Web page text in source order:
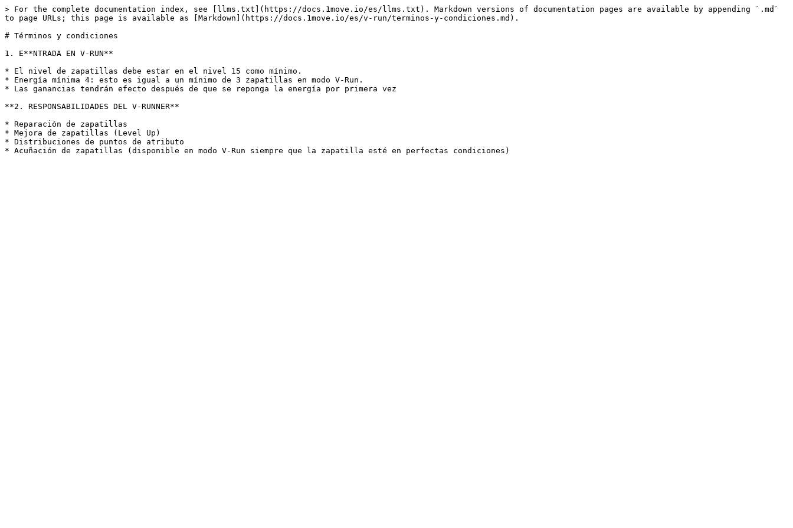
> For the complete documentation index, see [llms.txt](https://docs.1move.io/es/llms.txt). Markdown versions of documentation pages are available by appending `.md`
to page URLs; this page is available as [Markdown](https://docs.1move.io/es/v-run/terminos-y-condiciones.md).
# Términos y condiciones
1. E**NTRADA EN V-RUN**
* El nivel de zapatillas debe estar en el nivel 15 como mínimo.
* Energía mínima 4: esto es igual a un mínimo de 3 zapatillas en modo V-Run.
* Las ganancias tendrán efecto después de que se reponga la energía por primera vez
**2. RESPONSABILIDADES DEL V-RUNNER**
* Reparación de zapatillas
* Mejora de zapatillas (Level Up)
* Distribuciones de puntos de atributo